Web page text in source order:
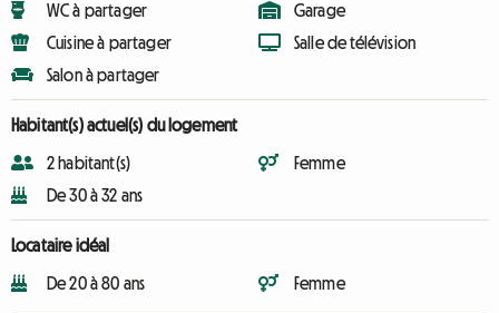
WC à partager
Cuisine à partager
Salon à partager
Garage
Salle de télévision
Habitant(s) actuel(s) du logement
2 habitant(s)
De 30 à 32 ans
Femme
Locataire idéal
De 20 à 80 ans Femme